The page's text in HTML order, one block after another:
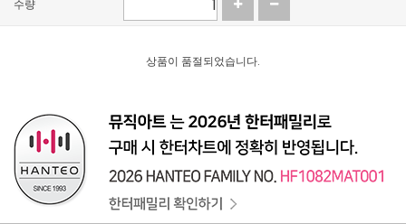
수량
상품이 품절되었습니다.